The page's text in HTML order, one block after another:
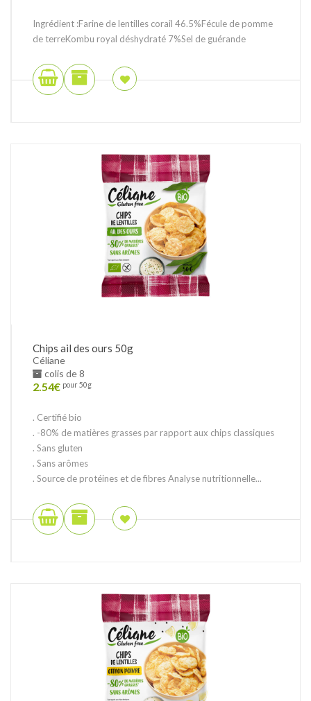
Ingrédient :Farine de lentilles corail 46.5%Fécule de pomme
de terreKombu royal déshydraté 7%Sel de guérande
Chips ail des ours 50g
Céliane
colis de 8
2.54€ pour 50g
. Certifié bio
. -80% de matières grasses par rapport aux chips classiques
. Sans gluten
. Sans arômes
. Source de protéines et de fibres Analyse nutritionnelle...